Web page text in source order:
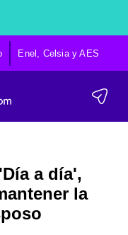
Enel, Celsia y AES
a día',
la